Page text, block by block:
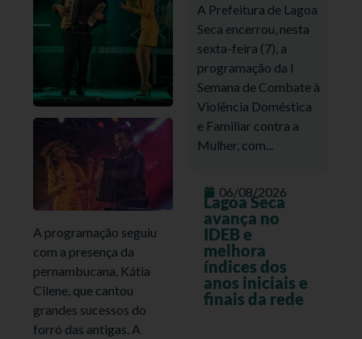
A programação seguiu
com a presença da
pernambucana, Kátia
Cilene, que cantou
grandes sucessos do
forró das antigas. A
A Prefeitura de Lagoa
Seca encerrou, nesta
sexta-feira (7), a
programação da I
Semana de Combate à
Violência Doméstica
e Familiar contra a
Mulher, com...
06/08/2026
Lagoa Seca
avança no
IDEB e
melhora
índices dos
anos iniciais e
finais da rede